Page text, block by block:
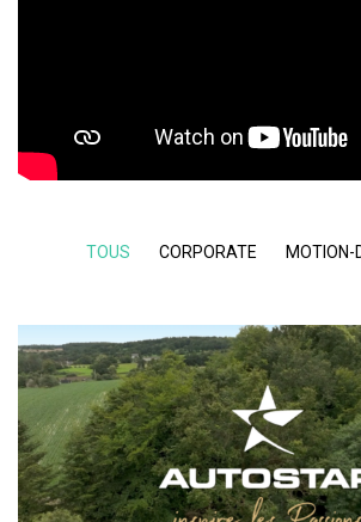
TOUS CORPORATE MOTION-
AUTOSTAR